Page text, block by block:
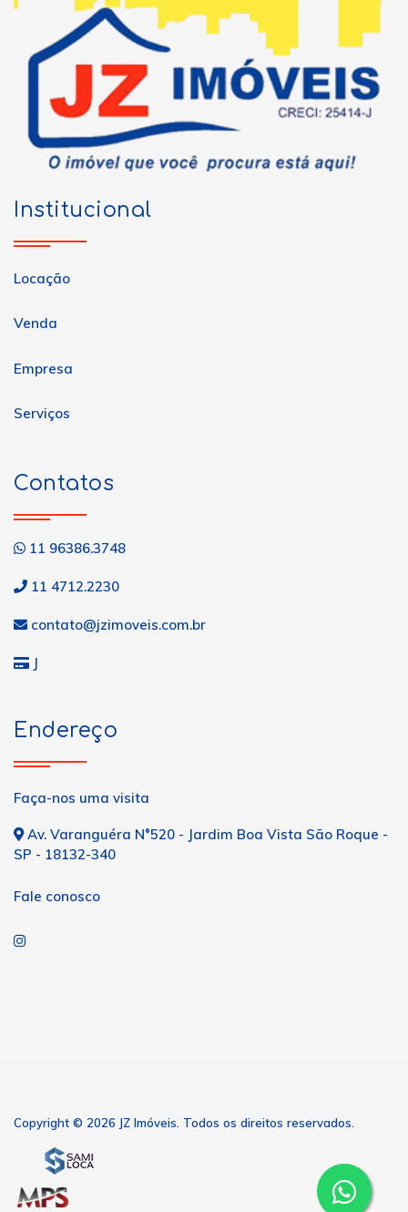
Institucional
Locação
Venda
Empresa
Serviços
Contatos
11 96386.3748
11 4712.2230
contato@jzimoveis.com.br
J
Endereço
Faça-nos uma visita
Av. Varanguéra N°520 - Jardim Boa Vista São Roque -
SP - 18132-340
Fale conosco
Copyright © 2026 JZ Imóveis. Todos os direitos reservados.